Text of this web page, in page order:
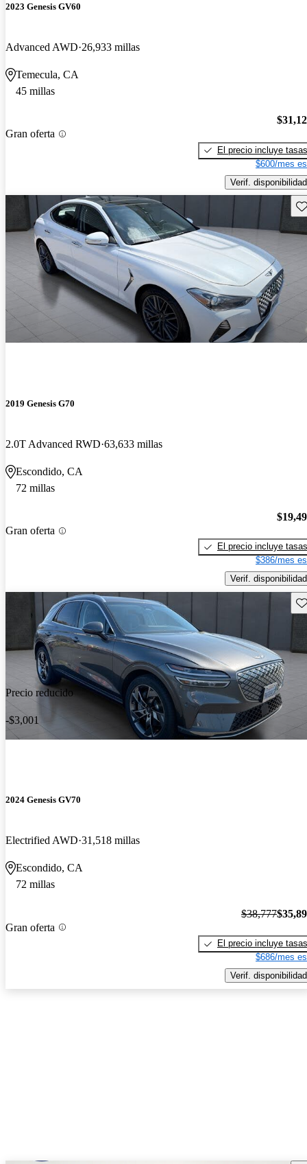
2023 Genesis GV60
Advanced AWD 26,933 millas
Temecula, CA
45 millas
Gran oferta
El precio incluye tasas
$600/mes
Verif. disponibilidad
2019 Genesis G70
2.0T Advanced RWD 63,633 millas
Escondido, CA
72 millas
Gran oferta
El precio incluye tasas
$386/mes
Verif. disponibilidad
Precio reducido
-$3,001
2024 Genesis GV70
Electrified AWD 31,518 millas
Escondido, CA
72 millas
Gran oferta
$38,777
El precio incluye tasas
$686/mes
Verif. disponibilidad